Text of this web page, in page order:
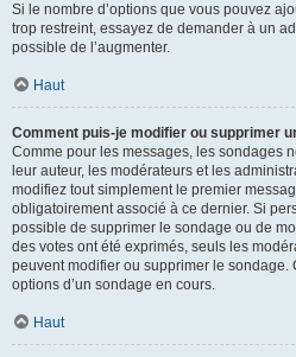
Si le nombre d’options que vous pouvez
trop restreint, essayez de demander à un
possible de l’augmenter.
Haut
Comment puis-je modifier ou supprimer
Comme pour les messages, les sondages
leur auteur, les modérateurs et les
modifiez tout simplement le premier
obligatoirement associé à ce dernier. Si
possible de supprimer le sondage ou de
des votes ont été exprimés, seuls les
peuvent modifier ou supprimer le sondage.
options d’un sondage en cours.
Haut